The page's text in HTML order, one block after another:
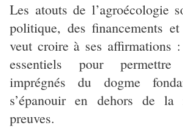
Les atouts de l’agroécologie
politique, des financements
veut croire à ses affirmations
essentiels pour
imprégnés du dogme
s’épanouir en dehors de
preuves.